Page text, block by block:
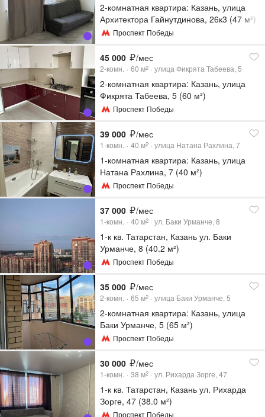
2-комнатная квартира: Казань, улица
Архитектора Гайнутдинова, 26к3 (47 м²)
Проспект Победы
45 000 /мес
2-комн. 60 м2 улица Фикрята Табеева, 5
2-комнатная квартира: Казань, улица
Фикрята Табеева, 5 (60 м²)
Проспект Победы
39 000 /мес
1-комн. 40 м2 улица Натана Рахлина, 7
1-комнатная квартира: Казань, улица
Натана Рахлина, 7 (40 м²)
Проспект Победы
37 000 /мес
1-комн. 40 м2 ул. Баки Урманче, 8
1-к кв. Татарстан, Казань ул. Баки
Урманче, 8 (40.2 м²)
Проспект Победы
35 000 /мес
2-комн. 65 м2 улица Баки Урманче, 5
2-комнатная квартира: Казань, улица
Баки Урманче, 5 (65 м²)
Проспект Победы
30 000 /мес
1-комн. 38 м2 ул. Рихарда Зорге, 47
1-к кв. Татарстан, Казань ул. Рихарда
Зорге, 47 (38.0 м²)
Проспект Победы